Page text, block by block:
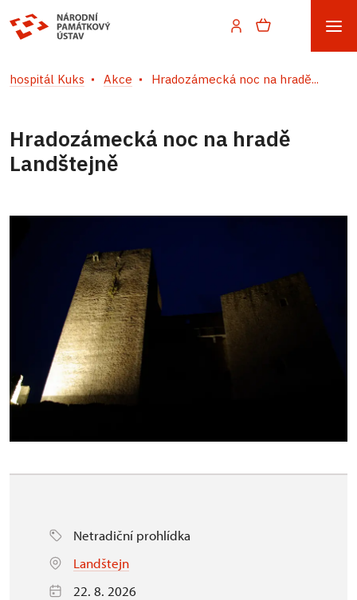
hospitál Kuks Akce Hradozámecká noc na hradě...
Hradozámecká noc na hradě
Landštejně
Netradiční prohlídka
Landštejn
22. 8. 2026